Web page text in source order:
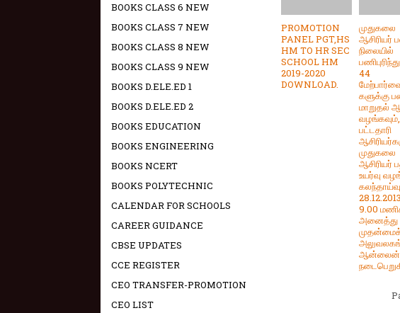
PROMOTION
PANEL PGT,HS
HM TO HR SEC
SCHOOL HM
2019-2020
DOWNLOAD.
முதுகலை
ஆசிரியர்
நிலையில்
44
களுக்கு
வழங்கவும்,
பட்டதாரி
முதுகலை
ஆசிரியர்
உயர்வு
கலந்தாய்வு
9.00
அனைத்து
ஆன்லைன்
BOOKS CLASS 6 NEW
BOOKS CLASS 7 NEW
BOOKS CLASS 8 NEW
BOOKS CLASS 9 NEW
BOOKS D.ELE.ED 1
BOOKS D.ELE.ED 2
BOOKS EDUCATION
BOOKS ENGINEERING
BOOKS NCERT
BOOKS POLYTECHNIC
CALENDAR FOR SCHOOLS
CAREER GUIDANCE
CBSE UPDATES
CCE REGISTER
CEO TRANSFER-PROMOTION
CEO LIST